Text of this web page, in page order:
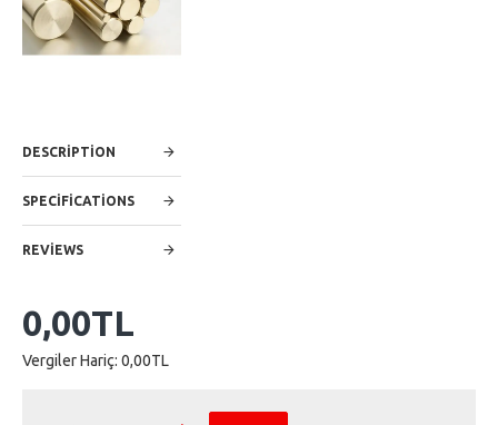
DESCRIPTION
SPECIFICATIONS
REVIEWS
0,00TL
Vergiler Hariç: 0,00TL